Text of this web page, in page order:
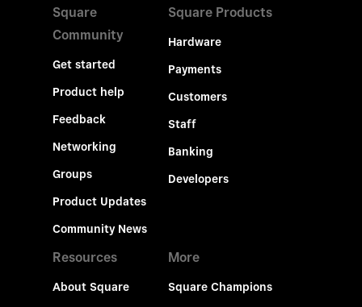
Square
Community
Get started
Product help
Feedback
Networking
Groups
Product Updates
Community News
Square Products
Hardware
Payments
Customers
Staff
Banking
Developers
Resources
About Square
More
Square Champions